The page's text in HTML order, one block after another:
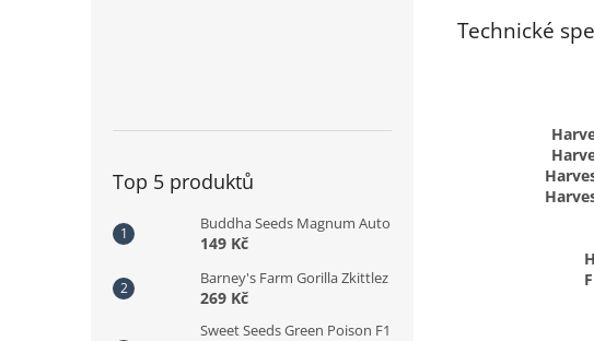
Top 5 produktů
Buddha Seeds Magnum Auto
149 Kč
Barney's Farm Gorilla Zkittlez
269 Kč
Sweet Seeds Green Poison F1
Technické